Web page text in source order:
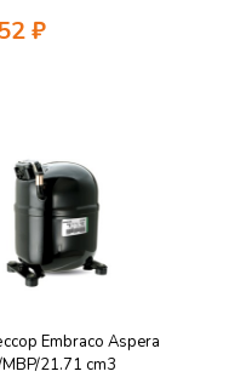
₽
Embraco Aspera
21.71 cm3